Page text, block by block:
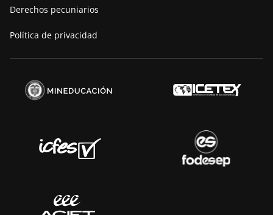
Derechos pecuniarios
Política de privacidad